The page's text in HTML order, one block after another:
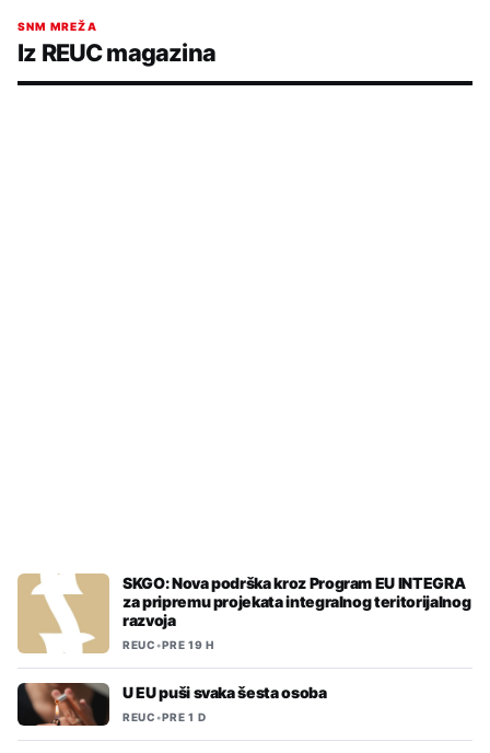
SNM MREŽA
Iz REUC magazina
SKGO: Nova podrška kroz Program EU INTEGRA
za pripremu projekata integralnog teritorijalnog
razvoja
REUC•PRE 19 H
U EU puši svaka šesta osoba
REUC•PRE 1 D